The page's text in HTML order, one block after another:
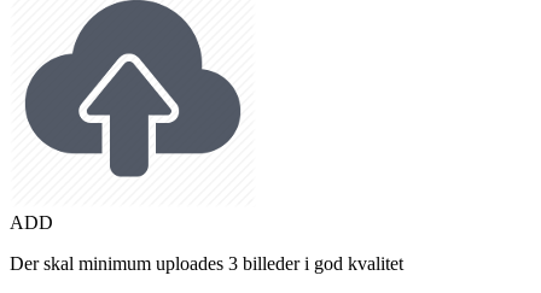
ADD
Der skal minimum uploades 3 billeder i god kvalitet